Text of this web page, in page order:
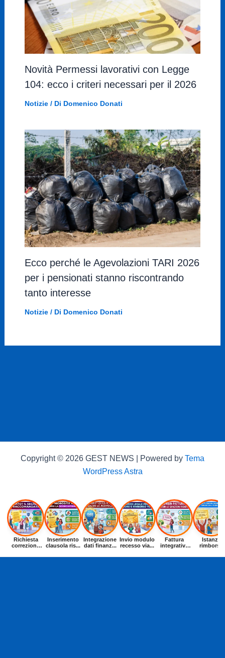
Novità Permessi lavorativi con Legge
104: ecco i criteri necessari per il 2026
Notizie/ Di Domenico Donati
Ecco perché le Agevolazioni TARI 2026
per i pensionati stanno riscontrando
tanto interesse
Notizie/ Di Domenico Donati
Copyright © 2026 GEST NEWS | Powered by Tema
WordPress Astra
Richiesta
correzione
Inserimento
clausola ris...
Integrazione
dati finanz...
Invio modulo
recesso via...
Fattura
integrativa
Istanza
rimborso